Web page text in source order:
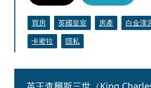
買房 英國皇室 房產 白金漢
卡蜜拉
隱私